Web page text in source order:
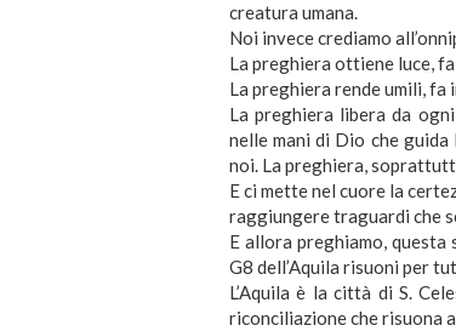
creatura umana.
Noi invece crediamo
La preghiera ottiene luce,
La preghiera rende umili,
La preghiera libera da
nelle mani di Dio che
noi. La preghiera,
E ci mette nel cuore la
raggiungere traguardi che
E allora preghiamo, questa
G8 dell’Aquila risuoni per
L’Aquila è la città di S.
riconciliazione che risuona